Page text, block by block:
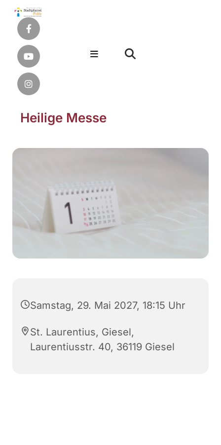
Heilige Messe
Samstag, 29. Mai 2027, 18:15 Uhr
St. Laurentius, Giesel,
Laurentiusstr. 40, 36119 Giesel